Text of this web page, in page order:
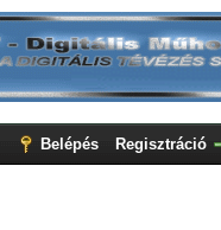
Belépés Regisztráció